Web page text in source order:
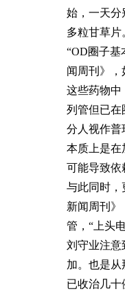
始，一天分
多粒甘草片
“OD圈子基
闻周刊》，
这些药物中
列管但已在
分人视作普
本质上是在
可能导致依
与此同时，
新闻周刊》
管，“上头
刘守业注意
加。也是
已收治几十